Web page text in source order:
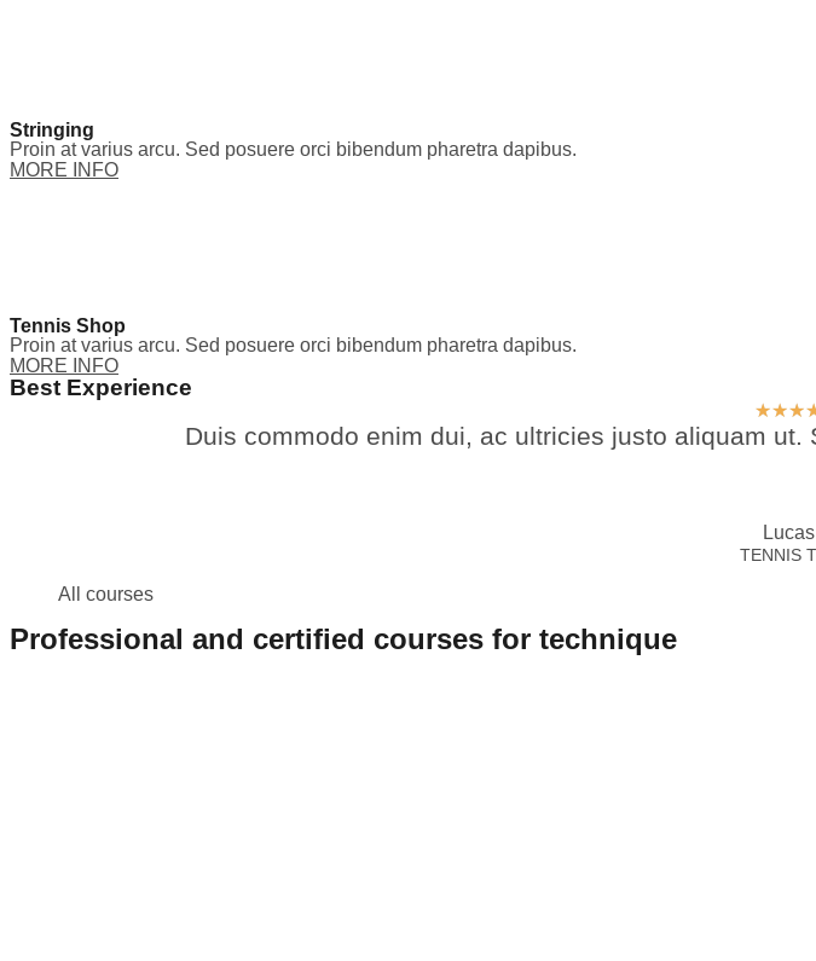
Stringing
Proin at varius arcu. Sed posuere orci bibendum pharetra dapibus.
MORE INFO
Tennis Shop
Proin at varius arcu. Sed posuere orci bibendum pharetra dapibus.
MORE INFO
Best Experience
☆☆☆
Duis commodo enim dui, ac ultricies justo aliquam
TENNIS
All courses
Professional and certified courses for technique